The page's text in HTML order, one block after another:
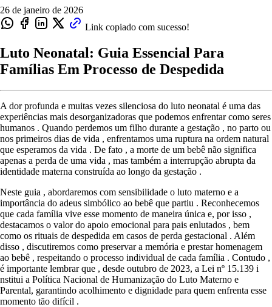
26 de janeiro de 2026
Link copiado com sucesso!
Luto Neonatal: Guia Essencial Para
Famílias Em Processo de Despedida
A dor profunda e muitas vezes silenciosa do luto neonatal é uma das
experiências mais desorganizadoras que podemos enfrentar como seres
humanos . Quando perdemos um filho durante a gestação , no parto ou
nos primeiros dias de vida , enfrentamos uma ruptura na ordem natural
que esperamos da vida . De fato , a morte de um bebê não significa
apenas a perda de uma vida , mas também a interrupção abrupta da
identidade materna construída ao longo da gestação .
Neste guia , abordaremos com sensibilidade o luto materno e a
importância do adeus simbólico ao bebê que partiu . Reconhecemos
que cada família vive esse momento de maneira única e, por isso ,
destacamos o valor do apoio emocional para pais enlutados , bem
como os rituais de despedida em casos de perda gestacional . Além
disso , discutiremos como preservar a memória e prestar homenagem
ao bebê , respeitando o processo individual de cada família . Contudo ,
é importante lembrar que , desde outubro de 2023, a Lei nº 15.139 i
nstitui a Política Nacional de Humanização do Luto Materno e
Parental, garantindo acolhimento e dignidade para quem enfrenta esse
momento tão difícil .